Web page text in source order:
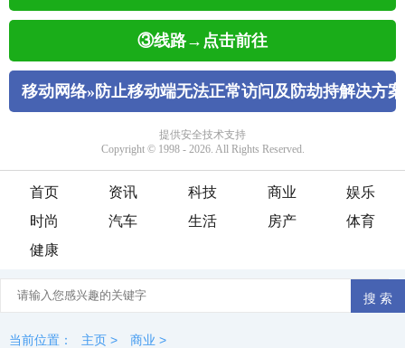
首页 资讯 科技 商业
娱乐
时尚
汽车 生活 房产
体育
健康
当前位置： 主页 > 商业 >